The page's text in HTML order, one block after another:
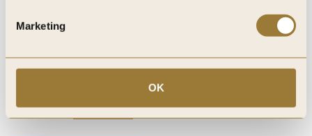
Marketing
OK
3D Gray Oak, 3D Falpanel, Fa mintás,
Végteleníthető, 24mm vastag, 17cmx300cm
16 950Ft 12 713Ft